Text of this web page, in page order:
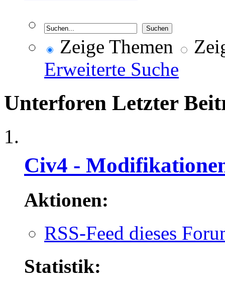
Zeige Themen
Erweiterte Suche
Unterforen Letzter
Civ4 -
Aktionen:
RSS-Feed dieses
Statistik: